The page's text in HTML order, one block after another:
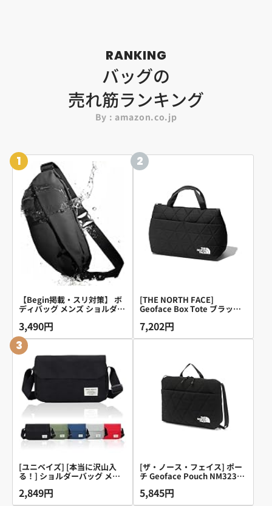
RANKING
バッグの
売れ筋ランキング
By : amazon.co.jp
1
【Begin掲載・スリ対策】 ボ
ディバッグ メンズ ショルダー
mini収納 STREAM (ブラック,
M)
3,490円
2
[THE NORTH FACE]
Geoface Box Tote ブラック
7,202円
3
[ユニベイズ] [本当に沢山入
る！] ショルダーバッグ メン
ズ レディース 小さめ 軽量 斜
めがけ ナイロン シンプル ス
トリート 無地 (ブラック)
2,849円
[ザ・ノース・フェイス] ポー
チ Geoface Pouch NM32356
5,845円